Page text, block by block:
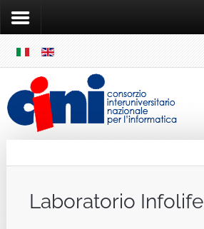
MENU
Laboratorio Infolife